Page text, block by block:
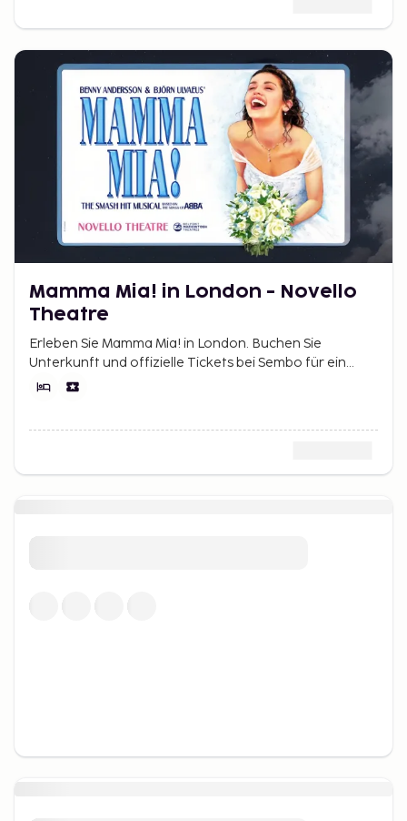
Mamma Mia! in London - Novello
Theatre
Erleben Sie Mamma Mia! in London. Buchen Sie
Unterkunft und offizielle Tickets bei Sembo für ein
entspanntes Musical-Erlebnis im West End.